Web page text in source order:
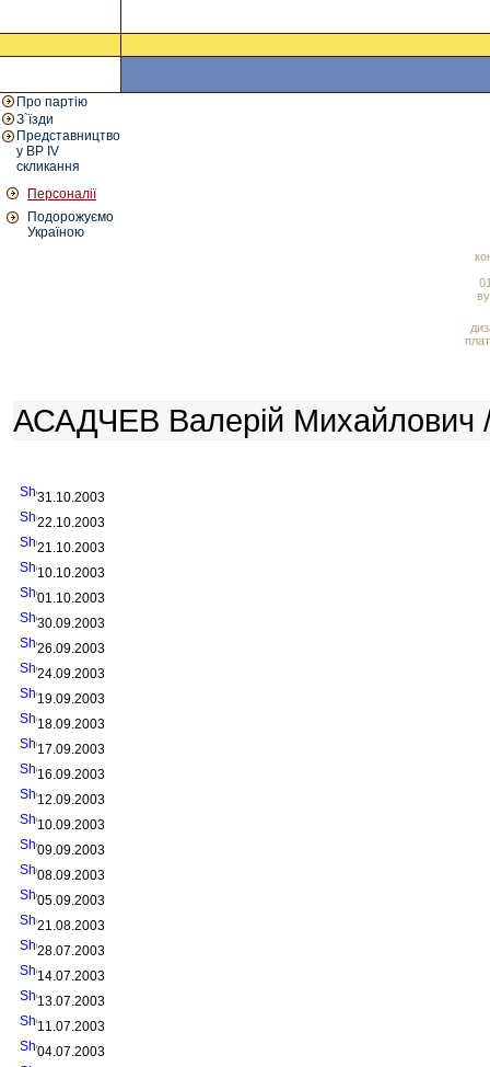
Про партію
З`їзди
Представництво
у ВР IV
скликання
Персоналії
Подорожуємо
Україною
АСАДЧЕВ Валерій Михайлович
31.10.2003
22.10.2003
21.10.2003
10.10.2003
01.10.2003
30.09.2003
26.09.2003
24.09.2003
19.09.2003
18.09.2003
17.09.2003
16.09.2003
12.09.2003
10.09.2003
09.09.2003
08.09.2003
05.09.2003
21.08.2003
28.07.2003
14.07.2003
13.07.2003
11.07.2003
04.07.2003